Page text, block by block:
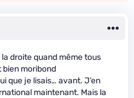
droite quand même tous
bien moribond
que je lisais… avant. J’en
maintenant. Mais la